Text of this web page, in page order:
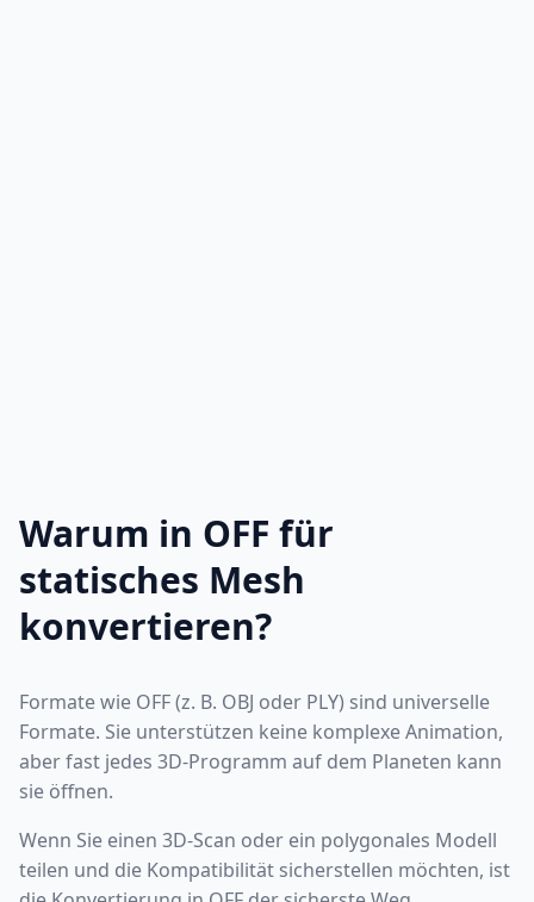
Warum in OFF für
statisches Mesh
konvertieren?
Formate wie OFF (z. B. OBJ oder PLY) sind universelle
Formate. Sie unterstützen keine komplexe Animation,
aber fast jedes 3D-Programm auf dem Planeten kann
sie öffnen.
Wenn Sie einen 3D-Scan oder ein polygonales Modell
teilen und die Kompatibilität sicherstellen möchten, ist